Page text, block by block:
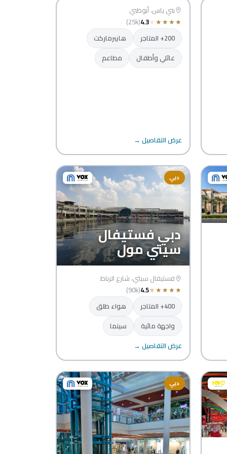
أبوظبي
بني ياس، أبوظبي
★
★
★
★
★
4.3
(25k)
200+ المتاجر
هايبرماركت
عائلي وأطفال
مطاعم
عرض التفاصيل →
دبي
دبي فستيفال
سيتي مول
فستيفال سيتي، شارع الرباط
★
★
★
★
★
4.5
(90k)
400+ المتاجر
هواء طلق
واجهة مائية
سينما
عرض التفاصيل →
دبي